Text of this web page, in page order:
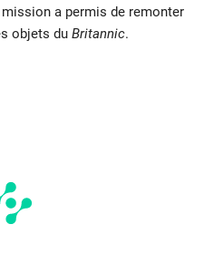
a permis de remonter
objets du Britannic.